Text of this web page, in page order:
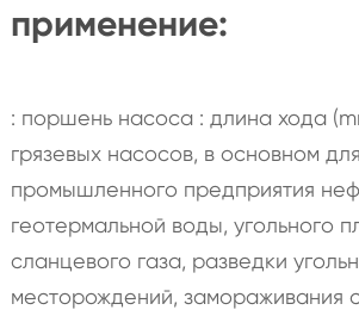
применение:
: поршень насоса : длина хода
грязевых насосов, в основном для
промышленного предприятия
геотермальной воды, угольного
сланцевого газа, разведки
месторождений, замораживания